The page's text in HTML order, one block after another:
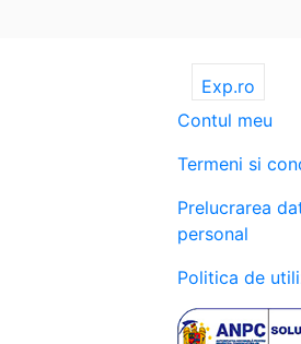
Exp.ro
Contul meu
Termeni si
Prelucrarea
personal
Politica de